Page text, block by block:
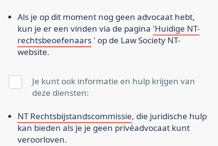
Als je op dit moment nog geen advocaat hebt,
kun je er een vinden via de pagina 'Huidige NT-
rechtsbeoefenaars ' op de Law Society NT-
website.
Je kunt ook informatie en hulp krijgen van
deze diensten:
NT Rechtsbijstandscommissie, die juridische hulp
kan bieden als je je geen privéadvocaat kunt
veroorloven.